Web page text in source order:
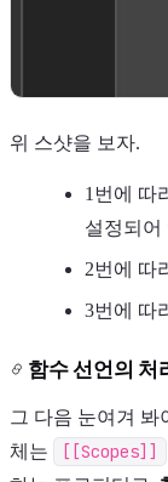
위 스샷을 보자.
1번에 따
설정되어
2번에 따
3번에 따
함수 선언의 처
그 다음 눈여겨 봐
체는
[[Scopes]]